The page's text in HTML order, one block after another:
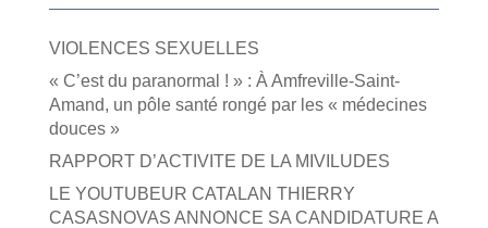
VIOLENCES SEXUELLES
« C’est du paranormal ! » : À Amfreville-Saint-
Amand, un pôle santé rongé par les « médecines
douces »
RAPPORT D’ACTIVITE DE LA MIVILUDES
LE YOUTUBEUR CATALAN THIERRY
CASASNOVAS ANNONCE SA CANDIDATURE A